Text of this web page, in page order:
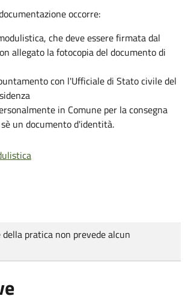
occorre:
che deve essere firmata dal
allegato la fotocopia del documento di
con l'Ufficiale di Stato civile del
in Comune per la consegna
un documento d'identità.
pratica non prevede alcun